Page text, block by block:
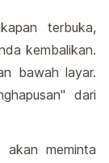
terbuka,
kembalikan.
bawah layar.
dari
akan meminta